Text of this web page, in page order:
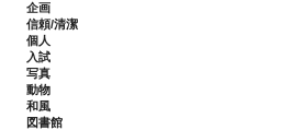
企画
信頼/清潔
個人
入試
写真
動物
和風
図書館